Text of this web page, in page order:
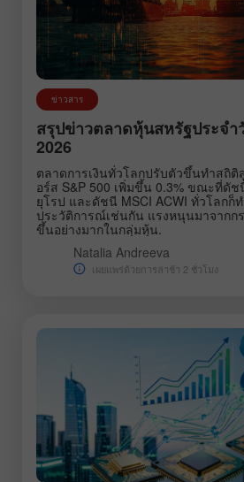
ข่าวสาร
สรุปข่าวตลาดหุ้นสหรัฐประจ
2026
ตลาดการเงินทั่วโลกปรับตัวขึ้นทำสถิติ
อร์ส S&P 500 เพิ่มขึ้น 0.3% ขณะที่ดัช
ยุโรป และดัชนี MSCI ACWI ทั่วโลกก็
ประวัติการณ์เช่นกัน แรงหนุนมาจากก
ขึ้นอย่างมากในกลุ่มหุ้น.
Natalia Andreeva
เผยแพร่ด้วยการล่าช้า 2 ชั่วโมง